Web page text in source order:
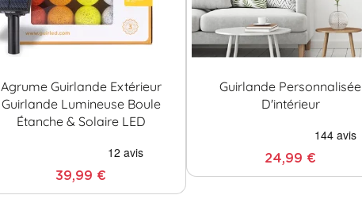
Agrume Guirlande Extérieur
Guirlande Lumineuse Boule
Étanche & Solaire LED
39,99 €
Guirlande Personnalisée
D'intérieur
24,99 €